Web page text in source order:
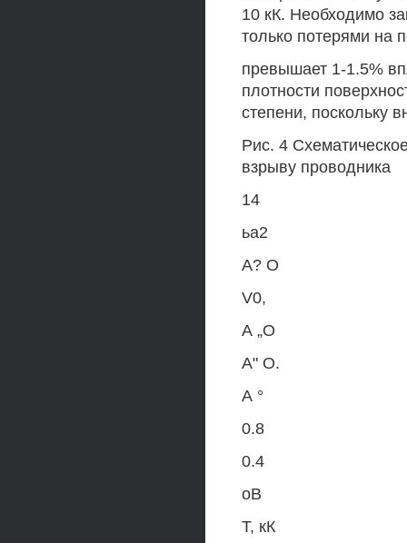
10 кК. Необходимо
только потерями на
превышает 1-1.5%
плотности
степени, поскольку
Рис. 4
взрыву проводника
14
ьа2
А? О
V0,
А „О
А" О.
А °
0.8
0.4
оВ
Т, кК